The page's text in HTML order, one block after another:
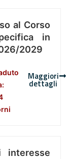
al Corso
in
2029
Maggiori
dettagli
interesse